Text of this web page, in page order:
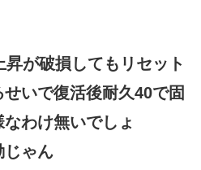
が破損してもリセット
いで復活後耐久40で固
わけ無いでしょ
じゃん